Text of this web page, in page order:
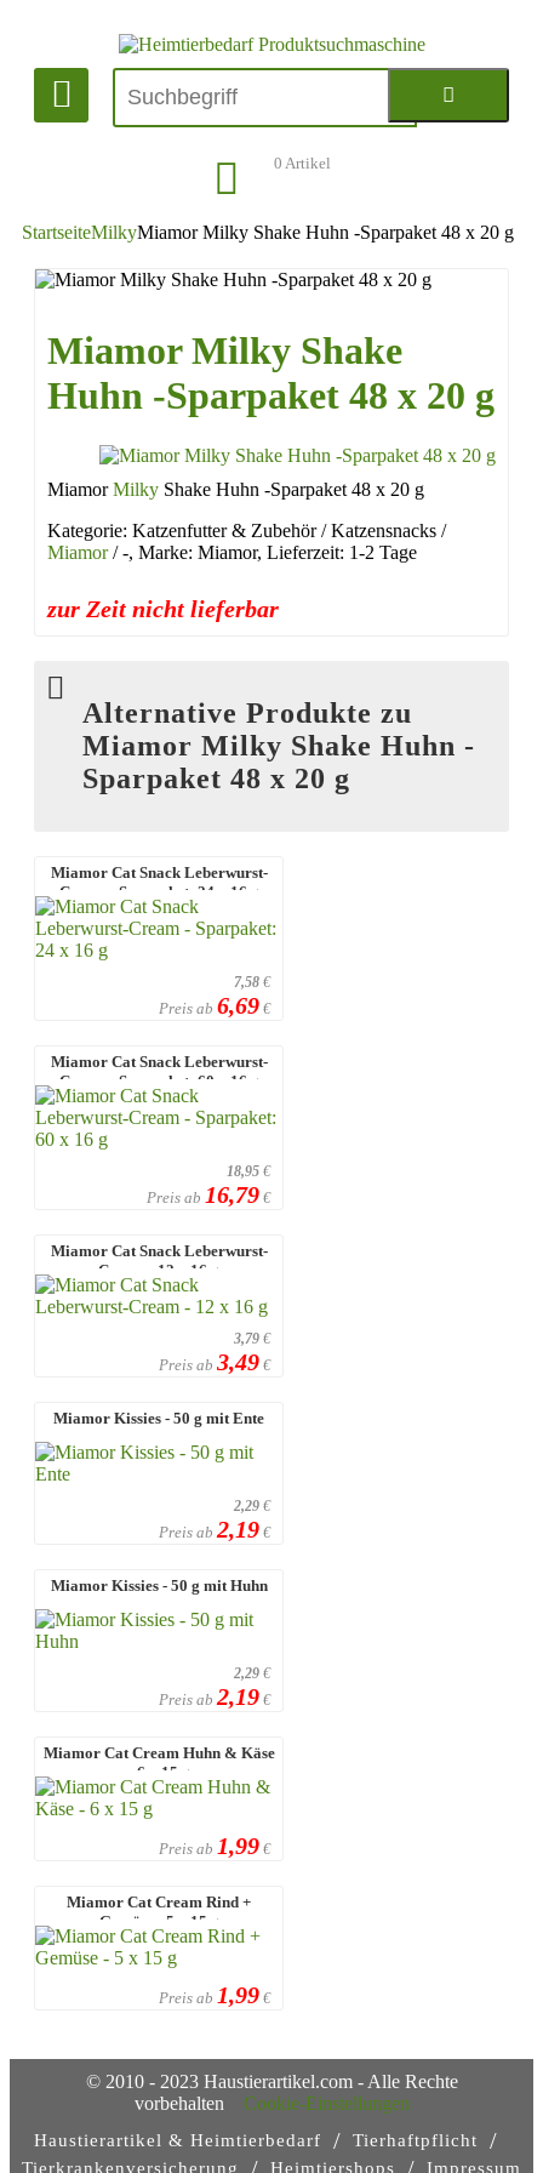
0 Artikel
StartseiteMilkyMiamor Milky Shake Huhn -Sparpaket 48 x 20 g
Miamor Milky Shake
Huhn -Sparpaket 48 x 20 g
MiamorMilky Shake Huhn -Sparpaket 48 x 20 g
Kategorie: Katzenfutter & Zubehör / Katzensnacks /
Miamor/ -, Marke: Miamor, Lieferzeit: 1-2 Tage
zur Zeit nicht lieferbar
Alternative Produkte zu
Miamor Milky Shake Huhn -
Sparpaket 48 x 20 g
Miamor Cat Snack Leberwurst-
Cream - Sparpaket: 24 x 16 g
7,58 €
Preis ab 6,69 €
Miamor Cat Snack Leberwurst-
Cream - Sparpaket: 60 x 16 g
18,95 €
Preis ab 16,79 €
Miamor Cat Snack Leberwurst-
Cream - 12 x 16 g
3,79 €
Preis ab 3,49 €
Miamor Kissies - 50 g mit Ente
2,29 €
Preis ab 2,19 €
Miamor Kissies - 50 g mit Huhn
2,29 €
Preis ab 2,19 €
Miamor Cat Cream Huhn & Käse
- 6 x 15 g
Preis ab 1,99 €
Miamor Cat Cream Rind +
Gemüse - 5 x 15 g
Preis ab 1,99 €
© 2010 - 2023 Haustierartikel.com - Alle Rechte
vorbehalten Cookie-Einstellungen
Haustierartikel & Heimtierbedarf / Tierhaftpflicht /
Tierkrankenversicherung Heimtiershops Impressum